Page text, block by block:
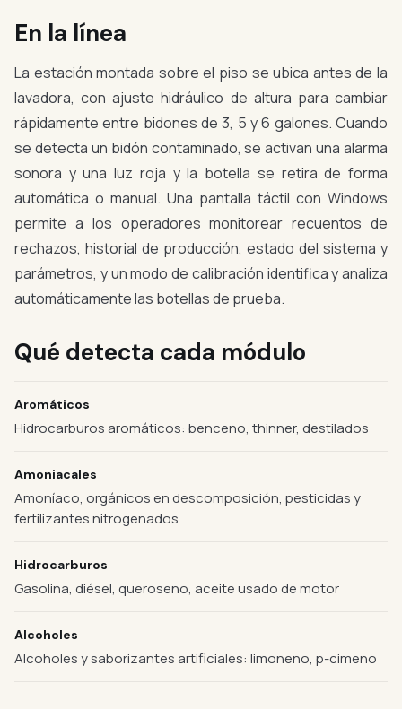
En la línea
La estación montada sobre el piso se ubica antes de la
lavadora, con ajuste hidráulico de altura para cambiar
rápidamente entre bidones de 3, 5 y 6 galones. Cuando
se detecta un bidón contaminado, se activan una alarma
sonora y una luz roja y la botella se retira de forma
automática o manual. Una pantalla táctil con Windows
permite a los operadores monitorear recuentos de
rechazos, historial de producción, estado del sistema y
parámetros, y un modo de calibración identifica y analiza
automáticamente las botellas de prueba.
Qué detecta cada módulo
Aromáticos
Hidrocarburos aromáticos: benceno, thinner, destilados
Amoniacales
Amoníaco, orgánicos en descomposición, pesticidas y
fertilizantes nitrogenados
Hidrocarburos
Gasolina, diésel, queroseno, aceite usado de motor
Alcoholes
Alcoholes y saborizantes artificiales: limoneno, p-cimeno